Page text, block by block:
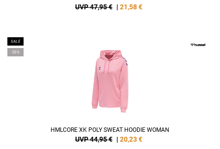
UVP 47,95 € | 21,58€
SALE
-55%
HMLCORE XK POLY SWEAT HOODIE WOMAN
UVP 44,95 € | 20,23€